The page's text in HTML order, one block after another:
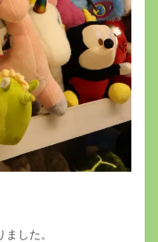
した。